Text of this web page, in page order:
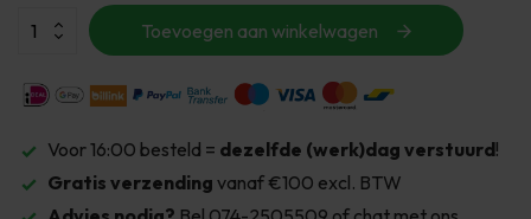
Toevoegen aan winkelwagen
Voor 16:00 besteld = dezelfde (werk)dag verstuurd!
Gratis verzending vanaf €100 excl. BTW